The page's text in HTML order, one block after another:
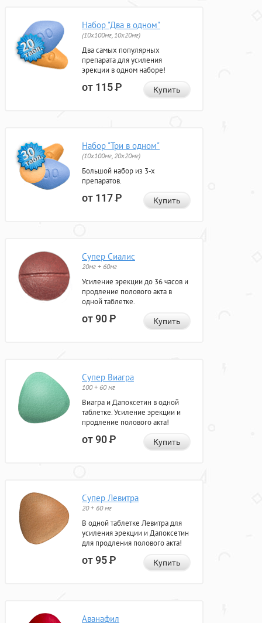
Набор "Два в одном"
(10x100мг, 10x20мг)
Два самых популярных
препарата для усиления
эрекции в одном наборе!
от 115Р Купить
Набор "Три в одном"
(10x100мг, 20x20мг)
Большой набор из 3-х
препаратов.
от 117Р Купить
Супер Сиалис
20мг + 60мг
Усиление эрекции до 36 часов и
продление полового акта в
одной таблетке.
от 90Р Купить
Супер Виагра
100 + 60 мг
Виагра и Дапоксетин в одной
таблетке. Усиление эрекции и
продление полового акта!
от 90Р Купить
Супер Левитра
20 + 60 мг
В одной таблетке Левитра для
усиления эрекции и Дапоксетин
для продления полового акта!
от 95Р Купить
Аванафил